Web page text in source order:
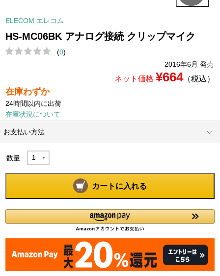
ELECOM エレコム
HS-MC06BK アナログ接続 クリップマイク
(0)
2016年6月 発売
ネット価格 ¥664（税込）
在庫わずか
24時間以内に出荷
在庫状況について
お支払い方法
数量
カートに入れる